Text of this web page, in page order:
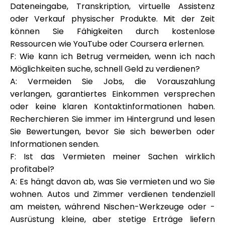
Dateneingabe, Transkription, virtuelle Assistenz
oder Verkauf physischer Produkte. Mit der Zeit
können Sie Fähigkeiten durch kostenlose
Ressourcen wie YouTube oder Coursera erlernen.
F: Wie kann ich Betrug vermeiden, wenn ich nach
Möglichkeiten suche, schnell Geld zu verdienen?
A: Vermeiden Sie Jobs, die Vorauszahlung
verlangen, garantiertes Einkommen versprechen
oder keine klaren Kontaktinformationen haben.
Recherchieren Sie immer im Hintergrund und lesen
Sie Bewertungen, bevor Sie sich bewerben oder
Informationen senden.
F: Ist das Vermieten meiner Sachen wirklich
profitabel?
A: Es hängt davon ab, was Sie vermieten und wo Sie
wohnen. Autos und Zimmer verdienen tendenziell
am meisten, während Nischen-Werkzeuge oder -
Ausrüstung kleine, aber stetige Erträge liefern